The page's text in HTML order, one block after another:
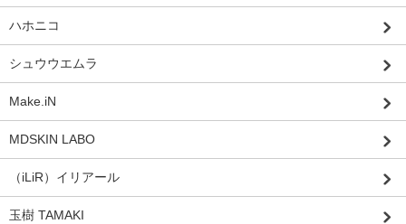
ハホニコ
シュウウエムラ
Make.iN
MDSKIN LABO
（iLiR）イリアール
玉樹 TAMAKI